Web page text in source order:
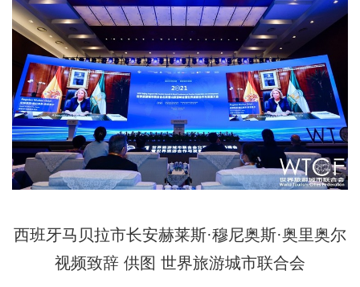
西班牙马贝拉市长安赫莱斯·穆尼奥斯·奥里奥尔
视频致辞 供图 世界旅游城市联合会